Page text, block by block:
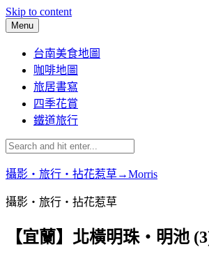
Skip to content
Menu
台南美食地圖
咖啡地圖
旅居書寫
四季花賞
鐵道旅行
攝影‧旅行‧拈花惹草→Morris
攝影‧旅行‧拈花惹草
【宜蘭】北橫明珠‧明池